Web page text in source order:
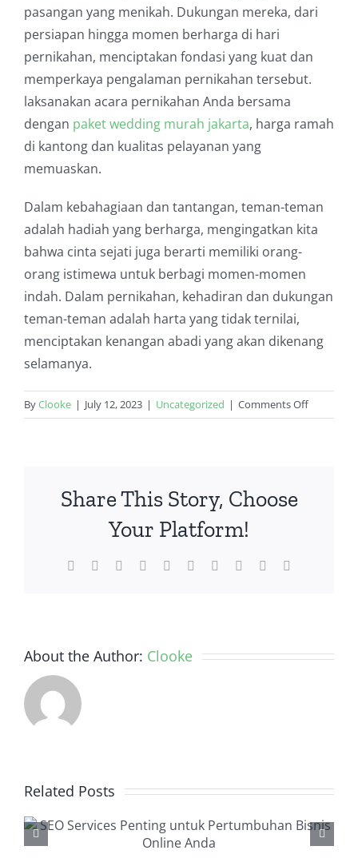
pasangan yang menikah. Dukungan mereka, dari
persiapan hingga momen berharga di hari
pernikahan, menciptakan fondasi yang kuat dan
memperkaya pengalaman pernikahan tersebut.
laksanakan acara pernikahan Anda bersama
dengan paket wedding murah jakarta, harga ramah
di kantong dan kualitas pelayanan yang
memuaskan.
Dalam kebahagiaan dan tantangan, teman-teman
adalah hadiah yang berharga, mengingatkan kita
bahwa cinta sejati juga berarti memiliki orang-
orang istimewa untuk berbagi momen-momen
indah. Dalam pernikahan, kehadiran dan dukungan
teman-teman adalah harta yang tidak ternilai,
menciptakan kenangan abadi yang akan dikenang
selamanya.
ByClooke | July 12, 2023 | Uncategorized | Comments Offon
Dukungan
Share This Story, Choose
Your Platform!
Facebook
TwitterReddit LinkedInWhatsApp
TumblrPinterest Xing
About the Author: Clooke
Related Posts
Backlink Checker, Alat
Penting dalam Strategi